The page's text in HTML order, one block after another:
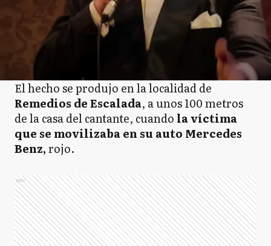
El hecho se produjo en la localidad de
Remedios de Escalada, a unos 100 metros
de la casa del cantante, cuando la víctima
que se movilizaba en su auto Mercedes
Benz,rojo.
Ads